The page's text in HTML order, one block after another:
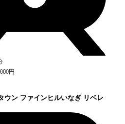
円
ウン ファインヒルいなぎ リベレ